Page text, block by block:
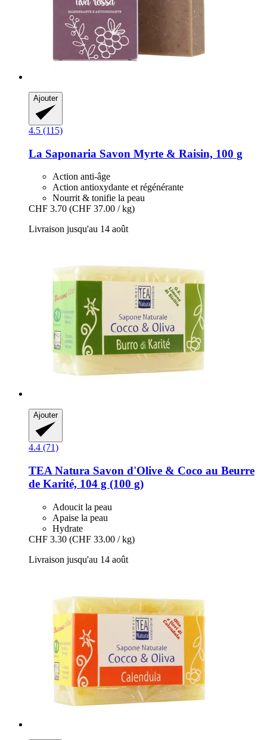
Ajouter
4.5 (115)
La Saponaria Savon Myrte & Raisin, 100 g
Action anti-âge
Action antioxydante et régénérante
Nourrit & tonifie la peau
CHF 3.70 (CHF 37.00 / kg)
Livraison jusqu'au 14 août
Ajouter
4.4 (71)
TEA Natura Savon d'Olive & Coco au Beurre
de Karité, 104 g (100 g)
Adoucit la peau
Apaise la peau
Hydrate
CHF 3.30 (CHF 33.00 / kg)
Livraison jusqu'au 14 août